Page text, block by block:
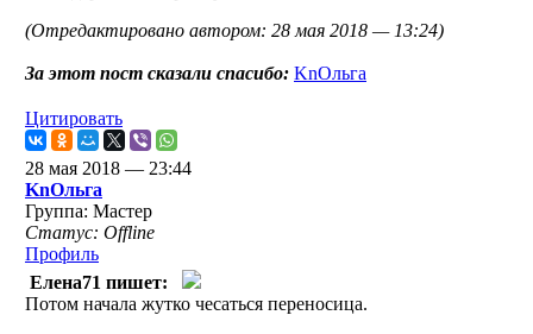
(Отредактировано автором: 28 мая 2018 — 13:24)
За этот пост сказали спасибо: KnОльга
Цитировать
28 мая 2018 — 23:44
KnОльга
Группа: Мастер
Статус: Offline
Профиль
Елена71 пишет:
Потом начала жутко чесаться переносица.